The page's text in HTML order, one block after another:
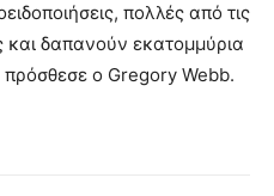
πολλές από τις
και δαπανούν εκατομμύρια
πρόσθεσε ο Gregory Webb.